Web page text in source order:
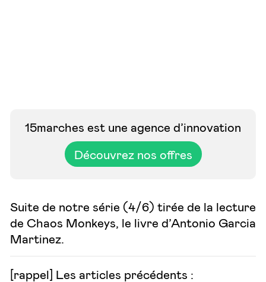
15marches est une agence d’innovation
Découvrez nos offres
Suite de notre série (4/6) tirée de la lecture
de Chaos Monkeys, le livre d’Antonio Garcia
Martinez.
[rappel] Les articles précédents :